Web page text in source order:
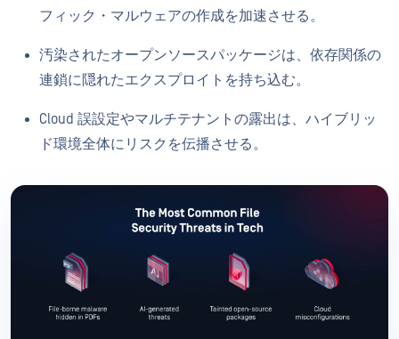
フィック・マルウェアの作成を加速させる。
汚染されたオープンソースパッケージは、依存関係の
連鎖に隠れたエクスプロイトを持ち込む。
Cloud 誤設定やマルチテナントの露出は、ハイブリッ
ド環境全体にリスクを伝播させる。